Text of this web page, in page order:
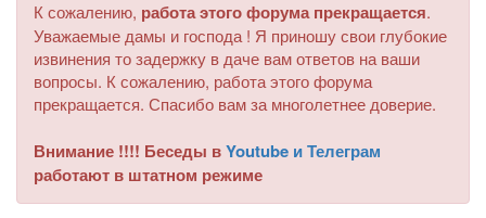
К сожалению, работа этого форума прекращается.
Уважаемые дамы и господа ! Я приношу свои глубокие
извинения то задержку в даче вам ответов на ваши
вопросы. К сожалению, работа этого форума
прекращается. Спасибо вам за многолетнее доверие.
Внимание !!!! Беседы вYoutube и Телеграм
работают в штатном режиме